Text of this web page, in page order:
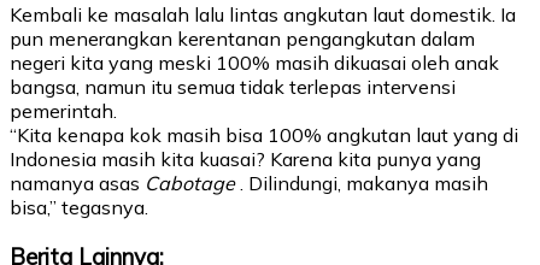
Kembali ke masalah lalu lintas angkutan laut domestik. Ia
pun menerangkan kerentanan pengangkutan dalam
negeri kita yang meski 100% masih dikuasai oleh anak
bangsa, namun itu semua tidak terlepas intervensi
pemerintah.
“Kita kenapa kok masih bisa 100% angkutan laut yang di
Indonesia masih kita kuasai? Karena kita punya yang
namanya asas Cabotage. Dilindungi, makanya masih
bisa,” tegasnya.
Berita Lainnya: